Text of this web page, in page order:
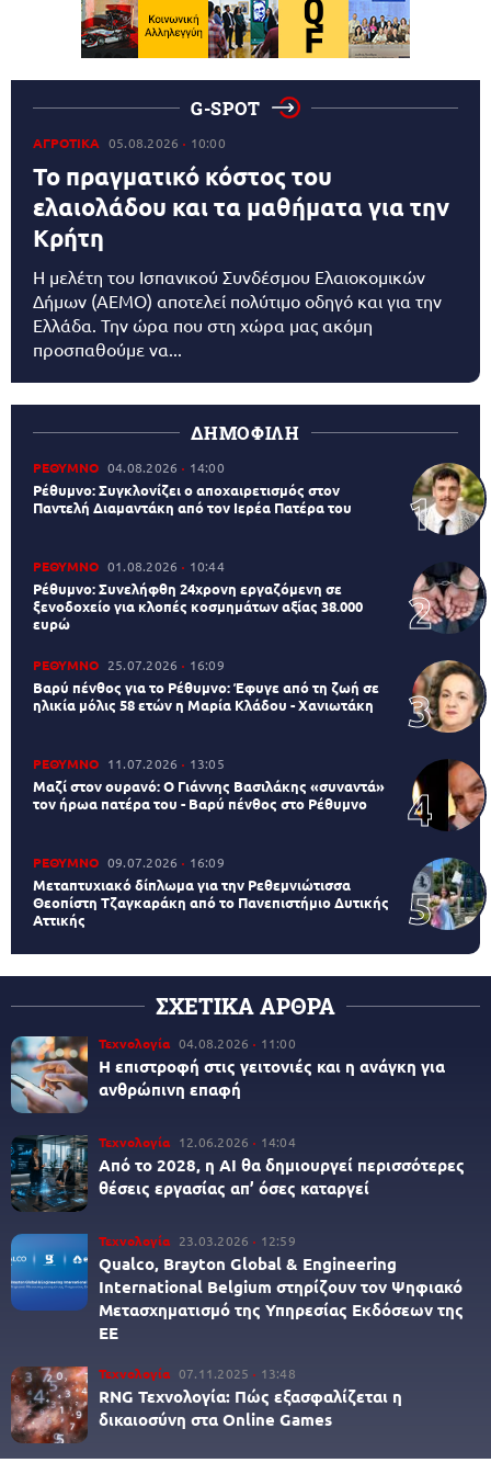
G-SPOT
ΑΓΡΟΤΙΚΑ 05.08.2026 10:00
Το πραγματικό κόστος του
ελαιολάδου και τα μαθήματα για την
Κρήτη
Η μελέτη του Ισπανικού Συνδέσμου Ελαιοκομικών
Δήμων (AEMO) αποτελεί πολύτιμο οδηγό και για την
Ελλάδα. Την ώρα που στη χώρα μας ακόμη
προσπαθούμε να...
ΔΗΜΟΦΙΛΗ
ΡΕΘΥΜΝΟ 04.08.2026 14:00
Ρέθυμνο: Συγκλονίζει ο αποχαιρετισμός στον
Παντελή Διαμαντάκη από τον Ιερέα Πατέρα του
ΡΕΘΥΜΝΟ 01.08.2026 10:44
Ρέθυμνο: Συνελήφθη 24χρονη εργαζόμενη σε
ξενοδοχείο για κλοπές κοσμημάτων αξίας 38.000
ευρώ
ΡΕΘΥΜΝΟ 25.07.2026 16:09
Βαρύ πένθος για το Ρέθυμνο: Έφυγε από τη ζωή σε
ηλικία μόλις 58 ετών η Μαρία Κλάδου - Χανιωτάκη
ΡΕΘΥΜΝΟ 11.07.2026 13:05
Μαζί στον ουρανό: Ο Γιάννης Βασιλάκης «συναντά»
τον ήρωα πατέρα του - Βαρύ πένθος στο Ρέθυμνο
ΡΕΘΥΜΝΟ 09.07.2026 16:09
Μεταπτυχιακό δίπλωμα για την Ρεθεμνιώτισσα
Θεοπίστη Τζαγκαράκη από το Πανεπιστήμιο Δυτικής
Αττικής
ΣΧΕΤΙΚΑ ΑΡΘΡΑ
Τεχνολογία 04.08.2026 11:00
Η επιστροφή στις γειτονιές και η ανάγκη για
ανθρώπινη επαφή
Τεχνολογία 12.06.2026 14:04
Από το 2028, η AI θα δημιουργεί περισσότερες
θέσεις εργασίας απ’ όσες καταργεί
Τεχνολογία 23.03.2026 12:59
Qualco, Brayton Global & Engineering
International Belgium στηρίζουν τον Ψηφιακό
Μετασχηματισμό της Υπηρεσίας Εκδόσεων της
ΕΕ
Τεχνολογία 07.11.2025 13:48
RNG Τεχνολογία: Πώς εξασφαλίζεται η
δικαιοσύνη στα Online Games